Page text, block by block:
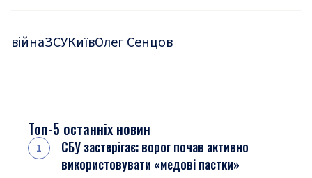
війнаЗСУКиївОлег Сенцов
Топ-5 останніх новин
СБУ застерігає: ворог почав активно
використовувати «медові пастки»